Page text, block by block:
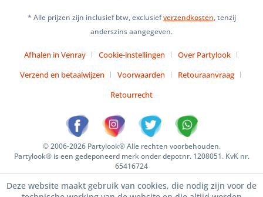
* Alle prijzen zijn inclusief btw, exclusiefverzendkosten, tenzij
anderszins aangegeven.
Afhalen in Venray Cookie-instellingen
Over Partylook
Verzend en betaalwijzen
Voorwaarden
Retouraanvraag
Retourrecht
© 2006-2026 Partylook® Alle rechten voorbehouden.
Partylook® is een gedeponeerd merk onder depotnr. 1208051. KvK nr.
65416724
Deze website maakt gebruik van cookies, die nodig zijn voor de